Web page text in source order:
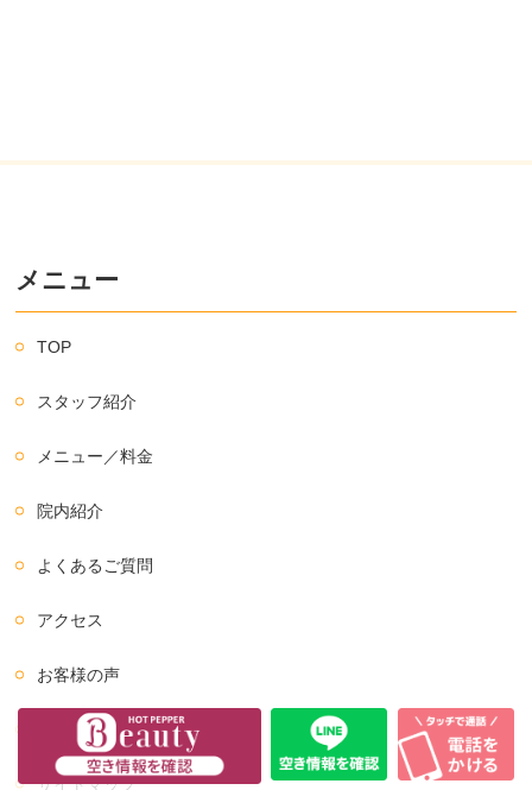
メニュー
TOP
スタッフ紹介
メニュー／料金
院内紹介
よくあるご質問
アクセス
お客様の声
ご予約／お問い合わせ
サイトマップ